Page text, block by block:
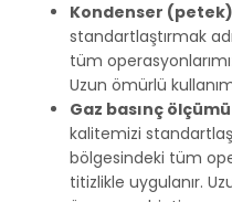
Kondenser
standartlaştırmak
tüm
Uzun ömürlü
Gaz basınç
kalitemizi
bölgesindeki tüm
titizlikle uygulanır.